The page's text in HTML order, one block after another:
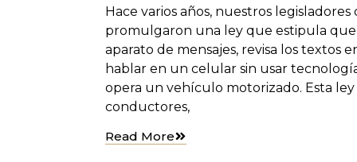
Hace varios años, nuestros
promulgaron una ley que estipula
aparato de mensajes, revisa los textos
hablar en un celular sin usar
opera un vehículo motorizado. Esta
conductores,
Read More